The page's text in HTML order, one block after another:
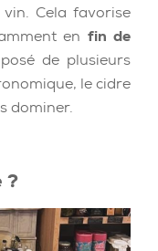
Cela favorise
en fin de
de plusieurs
le cidre
dominer.
?